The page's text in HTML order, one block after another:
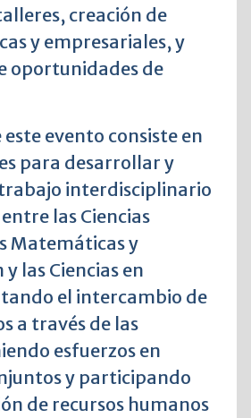
creación de
y empresariales, y
oportunidades de
evento consiste en
para desarrollar y
interdisciplinario
las Ciencias
Matemáticas y
las Ciencias en
el intercambio de
a través de las
esfuerzos en
y participando
de recursos humanos